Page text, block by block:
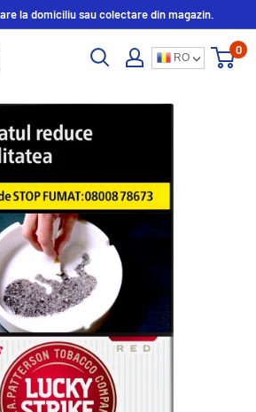
la domiciliu sau colectare din magazin.
RO
0